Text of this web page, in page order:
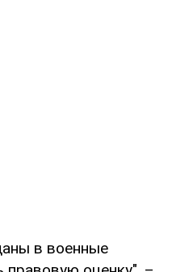
в военные